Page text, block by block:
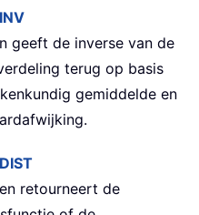
geeft de inverse van de
terug op basis
gemiddelde en
retourneert de